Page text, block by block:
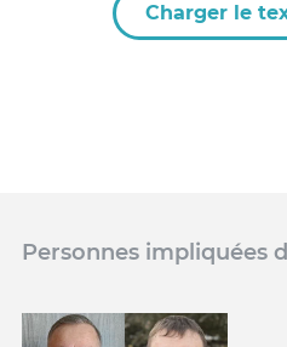
Charger le
Personnes impliquées